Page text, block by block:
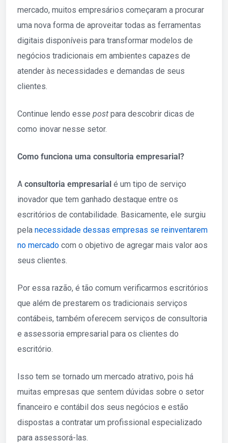
mercado, muitos empresários começaram a procurar
uma nova forma de aproveitar todas as ferramentas
digitais disponíveis para transformar modelos de
negócios tradicionais em ambientes capazes de
atender às necessidades e demandas de seus
clientes.
Continue lendo esse post para descobrir dicas de
como inovar nesse setor.
Como funciona uma consultoria empresarial?
A consultoria empresarial é um tipo de serviço
inovador que tem ganhado destaque entre os
escritórios de contabilidade. Basicamente, ele surgiu
pela necessidade dessas empresas se reinventarem
no mercado com o objetivo de agregar mais valor aos
seus clientes.
Por essa razão, é tão comum verificarmos escritórios
que além de prestarem os tradicionais serviços
contábeis, também oferecem serviços de consultoria
e assessoria empresarial para os clientes do
escritório.
Isso tem se tornado um mercado atrativo, pois há
muitas empresas que sentem dúvidas sobre o setor
financeiro e contábil dos seus negócios e estão
dispostas a contratar um profissional especializado
para assessorá-las.